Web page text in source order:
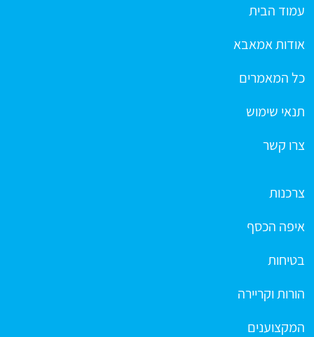
עמוד הבית
אודות אמאבא
כל המאמרים
תנאי שימוש
צרו קשר
צרכנות
איפה הכסף
בטיחות
הורות וקריירה
המקצוענים